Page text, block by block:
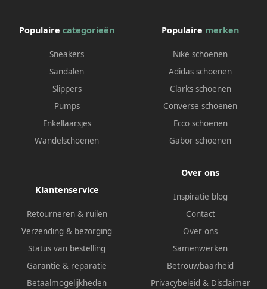
Populaire categorieën
Sneakers
Sandalen
Slippers
Pumps
Enkellaarsjes
Wandelschoenen
Populaire merken
Nike schoenen
Adidas schoenen
Clarks schoenen
Converse schoenen
Ecco schoenen
Gabor schoenen
Klantenservice
Retourneren & ruilen
Verzending & bezorging
Status van bestelling
Garantie & reparatie
Betaalmogelijkheden
Over ons
Inspiratie blog
Contact
Over ons
Samenwerken
Betrouwbaarheid
Privacybeleid & Disclaimer